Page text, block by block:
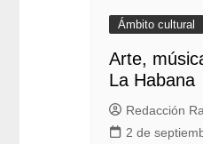
Ámbito cultural
Arte,
La Habana
Redacción
2 de